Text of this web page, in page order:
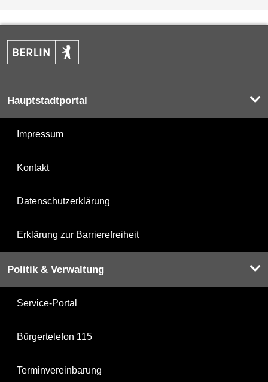
Hauptstadtportal
Impressum
Kontakt
Datenschutzerklärung
Erklärung zur Barrierefreiheit
Politik & Verwaltung
Service-Portal
Bürgertelefon 115
Terminvereinbarung